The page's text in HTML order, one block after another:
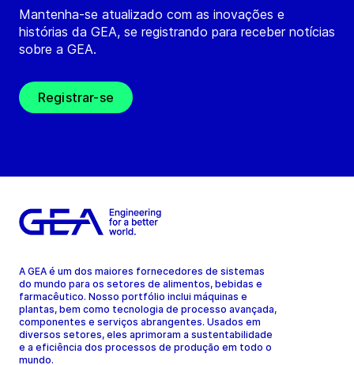
Mantenha-se atualizado com as inovações e
histórias da GEA, se registrando para receber notícias
sobre a GEA.
Registrar-se
A GEA é um dos maiores fornecedores de sistemas
do mundo para os setores de alimentos, bebidas e
farmacêutico. Nosso portfólio inclui máquinas e
plantas, bem como tecnologia de processo avançada,
componentes e serviços abrangentes. Usados em
diversos setores, eles aprimoram a sustentabilidade
e a eficiência dos processos de produção em todo o
mundo.